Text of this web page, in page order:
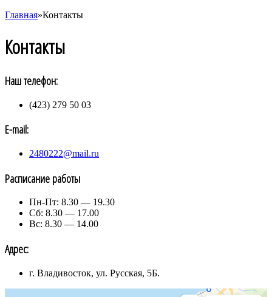
Главная»Контакты
Контакты
Наш телефон:
(423) 279 50 03
E-mail:
2480222@mail.ru
Расписание работы
Пн-Пт: 8.30 — 19.30
Сб: 8.30 — 17.00
Вс: 8.30 — 14.00
Адрес:
г. Владивосток, ул. Русская, 5Б.